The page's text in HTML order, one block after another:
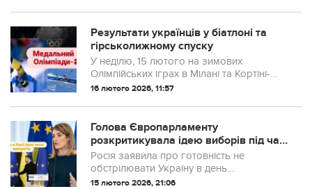
Результати українців у біатлоні та
гірськолижному спуску
У неділю, 15 лютого на зимових
Олімпійських іграх в Мілані та Кортіні-
д’Ампеццо українські спортсмени
16 лютого 2026, 11:57
Голова Європарламенту
розкритикувала ідею виборів під час
війни
Росія заявила про готовність не
обстрілювати Україну в день
голосування. Водночас глава
15 лютого 2026, 21:06